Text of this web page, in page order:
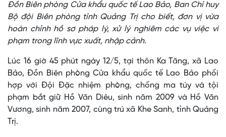
Đồn Biên phòng Cửa khẩu quốc tế Lao Bảo, Ban Chỉ huy
Bộ đội Biên phòng tỉnh Quảng Trị cho biết, đơn vị vừa
hoàn chỉnh hồ sơ pháp lý, xử lý nghiêm các vụ việc vi
phạm trong lĩnh vực xuất, nhập cảnh.
Lúc 16 giờ 45 phút ngày 12/5, tại thôn Ka Tăng, xã Lao
Bảo, Đồn Biên phòng Cửa khẩu quốc tế Lao Bảo phối
hợp với Đội Đặc nhiệm phòng, chống ma túy và tội
phạm bắt giữ Hồ Văn Diêu, sinh năm 2009 và Hồ Văn
Vương, sinh năm 2007, cùng trú xã Khe Sanh, tỉnh Quảng
Trị.